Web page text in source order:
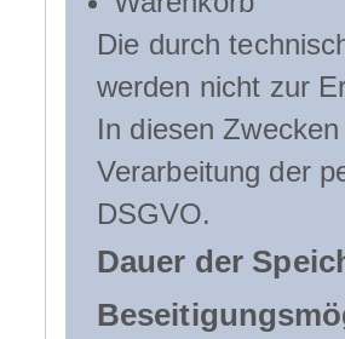
Die durch
werden nicht zur
In diesen
Verarbeitung der
DSGVO.
Dauer der